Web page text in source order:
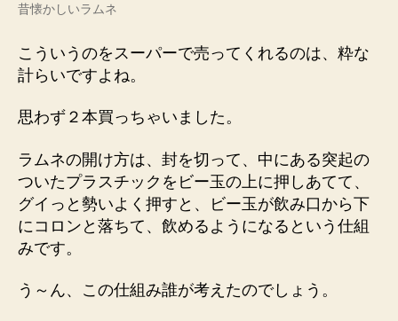
昔懐かしいラムネ
こういうのをスーパーで売ってくれるのは、粋な
計らいですよね。
思わず２本買っちゃいました。
ラムネの開け方は、封を切って、中にある突起の
ついたプラスチックをビー玉の上に押しあてて、
グイっと勢いよく押すと、ビー玉が飲み口から下
にコロンと落ちて、飲めるようになるという仕組
みです。
う～ん、この仕組み誰が考えたのでしょう。